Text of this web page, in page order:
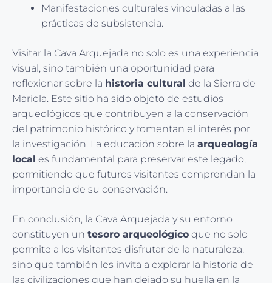
Manifestaciones culturales vinculadas a las
prácticas de subsistencia.
Visitar la Cava Arquejada no solo es una experiencia
visual, sino también una oportunidad para
reflexionar sobre la historia cultural de la Sierra de
Mariola. Este sitio ha sido objeto de estudios
arqueológicos que contribuyen a la conservación
del patrimonio histórico y fomentan el interés por
la investigación. La educación sobre la arqueología
local es fundamental para preservar este legado,
permitiendo que futuros visitantes comprendan la
importancia de su conservación.
En conclusión, la Cava Arquejada y su entorno
constituyen un tesoro arqueológico que no solo
permite a los visitantes disfrutar de la naturaleza,
sino que también les invita a explorar la historia de
las civilizaciones que han dejado su huella en la